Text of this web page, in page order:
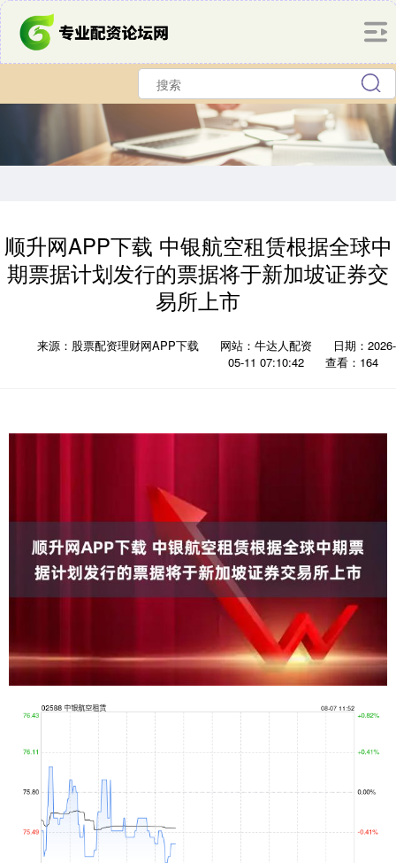
顺升网APP下载 中银航空租赁根据全球中
期票据计划发行的票据将于新加坡证券交
易所上市
来源：股票配资理财网APP下载 网站：牛达人配资
日期：2026-
05-11 07:10:42
查看：164